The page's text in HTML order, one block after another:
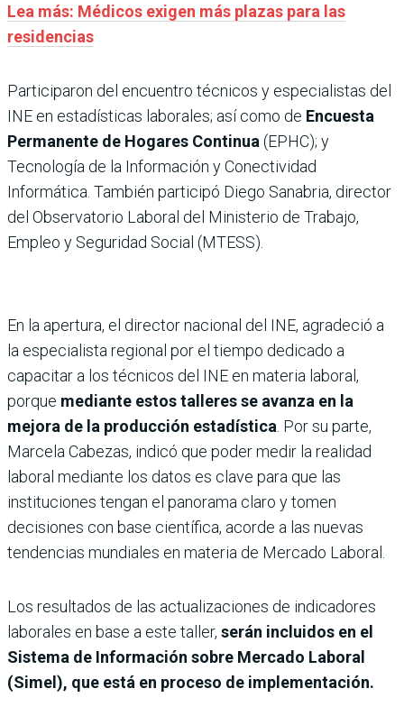
Lea más: Médicos exigen más plazas para las
residencias
Participaron del encuentro técnicos y especialistas del
INE en estadísticas laborales; así como de Encuesta
Permanente de Hogares Continua (EPHC); y
Tecnología de la Información y Conectividad
Informática. También participó Diego Sanabria, director
del Observatorio Laboral del Ministerio de Trabajo,
Empleo y Seguridad Social (MTESS).
En la apertura, el director nacional del INE, agradeció a
la especialista regional por el tiempo dedicado a
capacitar a los técnicos del INE en materia laboral,
porque mediante estos talleres se avanza en la
mejora de la producción estadística . Por su parte,
Marcela Cabezas, indicó que poder medir la realidad
laboral mediante los datos es clave para que las
instituciones tengan el panorama claro y tomen
decisiones con base científica, acorde a las nuevas
tendencias mundiales en materia de Mercado Laboral.
Los resultados de las actualizaciones de indicadores
laborales en base a este taller, serán incluidos en el
Sistema de Información sobre Mercado Laboral
(Simel), que está en proceso de implementación.